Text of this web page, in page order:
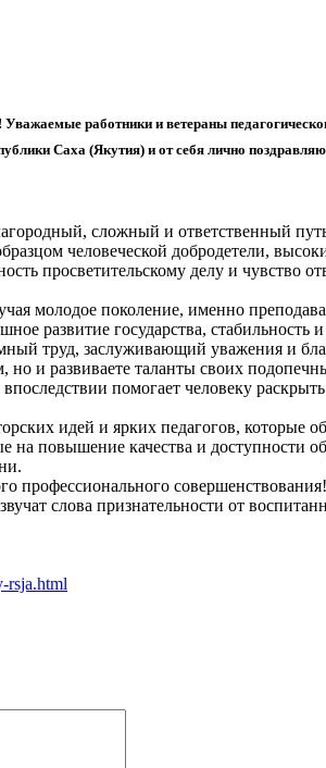
Уважаемые работники и ветераны
Саха (Якутия) и от себя лично
сложный и ответственный
человеческой добродетели,
просветительскому делу и чувство
молодое поколение, именно
развитие государства, стабильность
труд, заслуживающий уважения и
но и развиваете таланты своих
помогает человеку раскрыть
идей и ярких педагогов, которые
повышение качества и доступности
профессионального
слова признательности от
rsja.html